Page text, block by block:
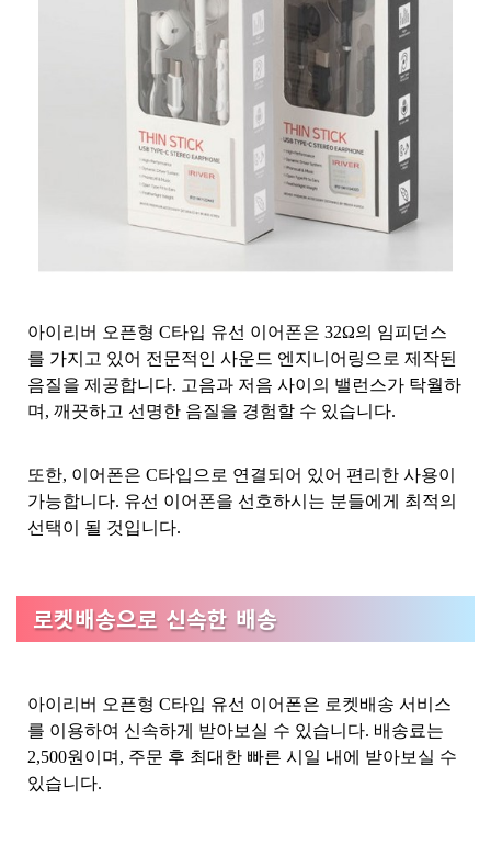
아이리버 오픈형 C타입 유선 이어폰은 32Ω의 임피던스
를 가지고 있어 전문적인 사운드 엔지니어링으로 제작된
음질을 제공합니다. 고음과 저음 사이의 밸런스가 탁월하
며, 깨끗하고 선명한 음질을 경험할 수 있습니다.
또한, 이어폰은 C타입으로 연결되어 있어 편리한 사용이
가능합니다. 유선 이어폰을 선호하시는 분들에게 최적의
선택이 될 것입니다.
로켓배송으로 신속한 배송
아이리버 오픈형 C타입 유선 이어폰은 로켓배송 서비스
를 이용하여 신속하게 받아보실 수 있습니다. 배송료는
2,500원이며, 주문 후 최대한 빠른 시일 내에 받아보실 수
있습니다.